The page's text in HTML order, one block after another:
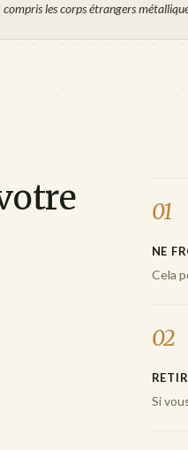
compris les corps étrangers
01
NE
Cela
02
Si